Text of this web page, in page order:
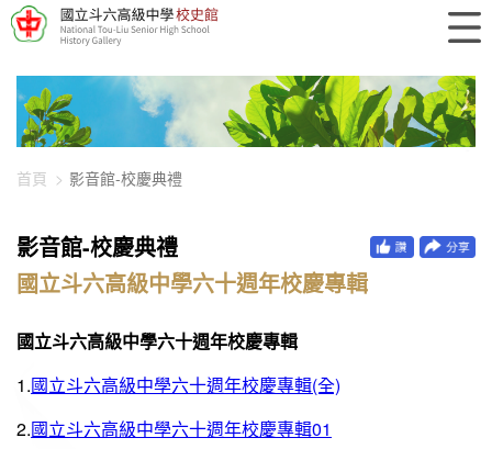
448-896
首頁 影音館-校慶典禮
影音館-校慶典禮
國立斗六高級中學六十週年校慶專輯
國立斗六高級中學六十週年校慶專輯
1.國立斗六高級中學六十週年校慶專輯(全)
2.國立斗六高級中學六十週年校慶專輯01